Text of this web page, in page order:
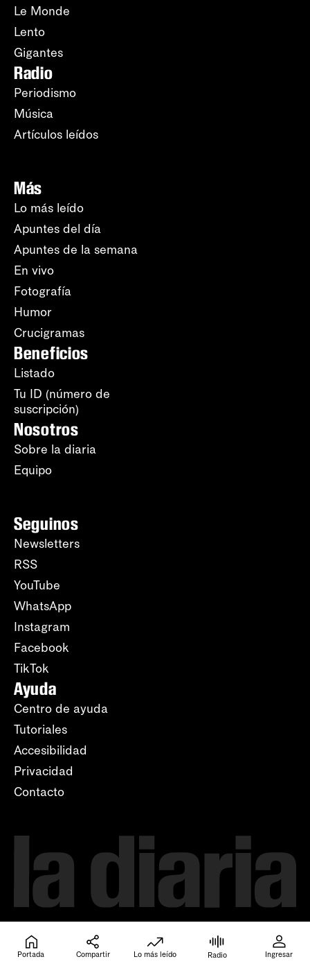
Le Monde
Lento
Gigantes
Radio
Periodismo
Música
Artículos leídos
Más
Lo más leído
Apuntes del día
Apuntes de la semana
En vivo
Fotografía
Humor
Crucigramas
Beneficios
Listado
Tu ID (número de
suscripción)
Nosotros
Sobre la diaria
Equipo
Seguinos
Newsletters
RSS
YouTube
WhatsApp
Instagram
Facebook
TikTok
Ayuda
Centro de ayuda
Tutoriales
Accesibilidad
Privacidad
Contacto
Portada Compartir Lo más leído Radio Ingresar